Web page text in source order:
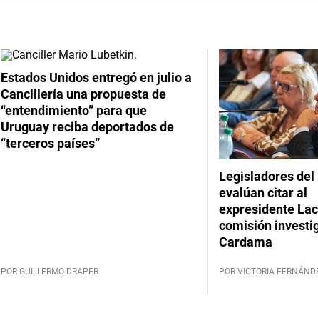
Estados Unidos entregó en julio a
Cancillería una propuesta de
“entendimiento” para que
Uruguay reciba deportados de
“terceros países”
POR GUILLERMO DRAPER
Legisladores
evalúan citar al
expresidente
comisión
Cardama
POR VICTORIA